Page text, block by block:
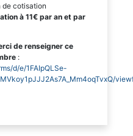
de cotisation
à 11€ par an et par
de renseigner ce
:
d/e/1FAIpQLSe-